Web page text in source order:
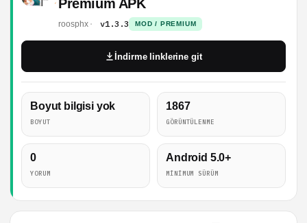
Premium APK
roosphx v1.3.3 MOD / PREMIUM
Boyut bilgisi yok
BOYUT
1867
GÖRÜNTÜLENME
0
YORUM
Android 5.0+
MINIMUM SÜRÜM
İndirme linklerine git